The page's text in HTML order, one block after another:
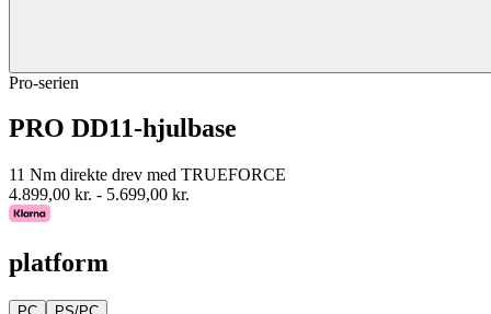
Pro-serien
PRO DD11-hjulbase
11 Nm direkte drev med TRUEFORCE
4.899,00 kr. - 5.699,00 kr.
platform